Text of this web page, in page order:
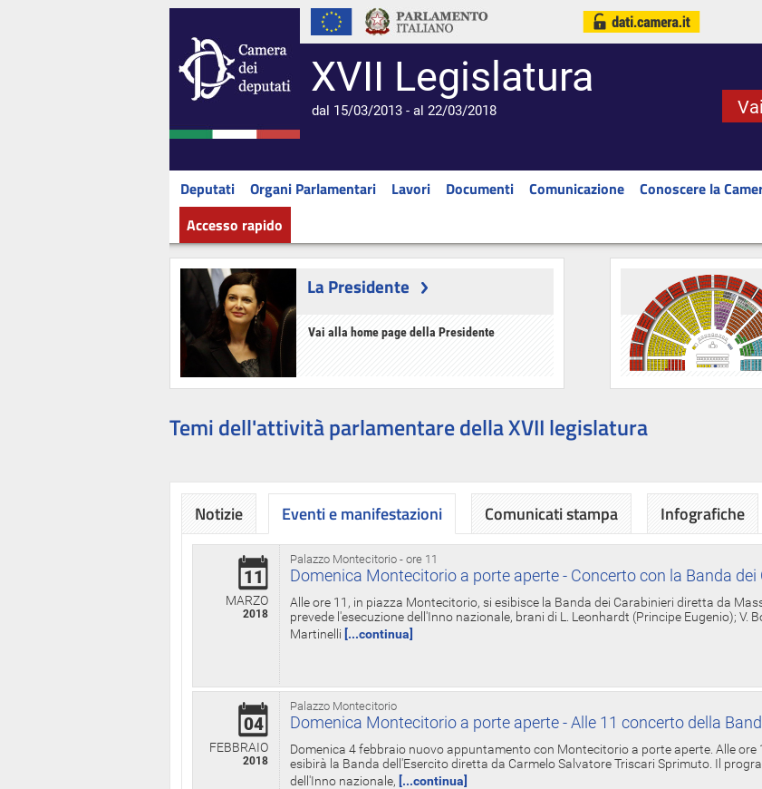
XVII Legislatura
dal 15/03/2013 - al 22/03/2018
Deputati Organi Parlamentari Lavori Documenti Comunicazione Conoscere la
Accesso rapido
La Presidente
Vai alla home page della Presidente
Temi dell'attività parlamentare della XVII legislatura
Notizie Eventi e manifestazioni
Palazzo Montecitorio - ore 11
11
MARZO
2018
Domenica Montecitorio a porte aperte - Concerto con la Banda dei
Alle ore 11, in piazza Montecitorio, si esibisce la Banda dei Carabinieri diretta da
prevede l'esecuzione dell'Inno nazionale, brani di L. Leonhardt (Principe Eugenio); V.
Martinelli [...continua]
Palazzo Montecitorio
04
FEBBRAIO
2018
Domenica Montecitorio a porte aperte - Alle 11 concerto della
Domenica 4 febbraio nuovo appuntamento con Montecitorio a porte aperte. Alle ore
esibirà la Banda dell'Esercito diretta da Carmelo Salvatore Triscari Sprimuto. Il
dell'Inno nazionale, [...continua]
Comunicati stampa Infografiche